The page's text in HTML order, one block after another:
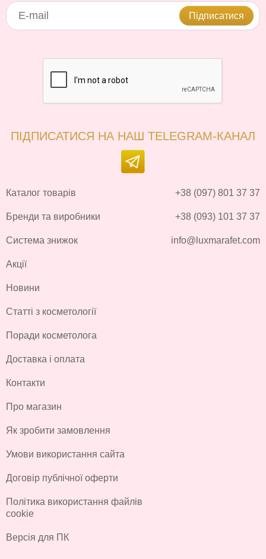
Підписатися
ПІДПИСАТИСЯ НА НАШ TELEGRAM-КАНАЛ
Каталог товарів
Бренди та виробники
Система знижок
Акції
Новини
Статті з косметології
Поради косметолога
Доставка і оплата
Контакти
Про магазин
Як зробити замовлення
Умови використання сайта
Договір публічної оферти
Політика використання файлів
cookie
Версія для ПК
+38 (097) 801 37 37
+38 (093) 101 37 37
info@luxmarafet.com